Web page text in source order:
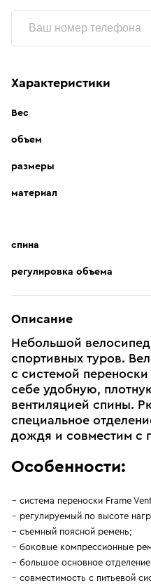
Характеристики
Вес
объем
размеры
материал
спина
регулировка объема
Описание
Небольшой
спортивных туров.
с системой переноски
себе удобную,
вентиляцией спины.
специальное
дождя и совместим с
Особенности:
система переноски Frame
регулируемый по высоте
съемный поясной ремень;
боковые компрессионные
большое основное
совместимость с питьевой